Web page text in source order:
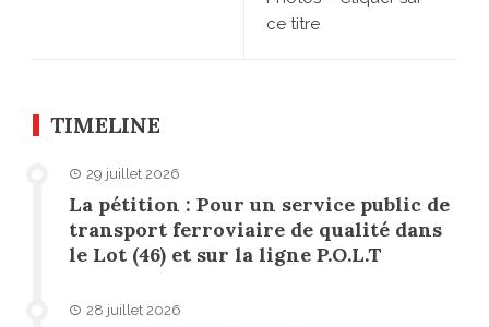
ce titre
TIMELINE
29 juillet 2026
La pétition : Pour un service public de
transport ferroviaire de qualité dans
le Lot (46) et sur la ligne P.O.L.T
28 juillet 2026